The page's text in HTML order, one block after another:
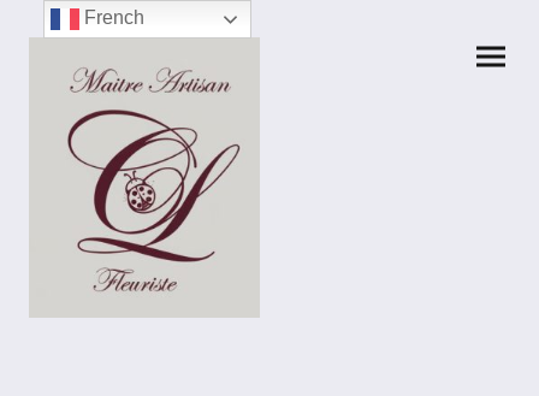
French